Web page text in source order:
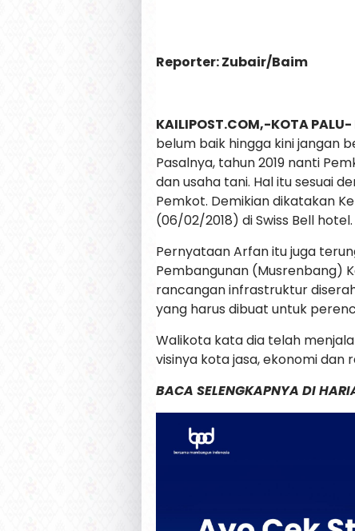
Reporter: Zubair/Baim
KAILIPOST.COM,-KOTA PALU-
belum baik hingga kini jangan
Pasalnya, tahun 2019 nanti
dan usaha tani. Hal itu sesuai
Pemkot. Demikian dikatakan
(06/02/2018) di Swiss Bell hotel.
Pernyataan Arfan itu juga
Pembangunan (Musrenbang)
rancangan infrastruktur
yang harus dibuat untuk
Walikota kata dia telah
visinya kota jasa, ekonomi dan
BACA SELENGKAPNYA DI